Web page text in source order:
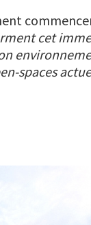
commencer
cet
spaces